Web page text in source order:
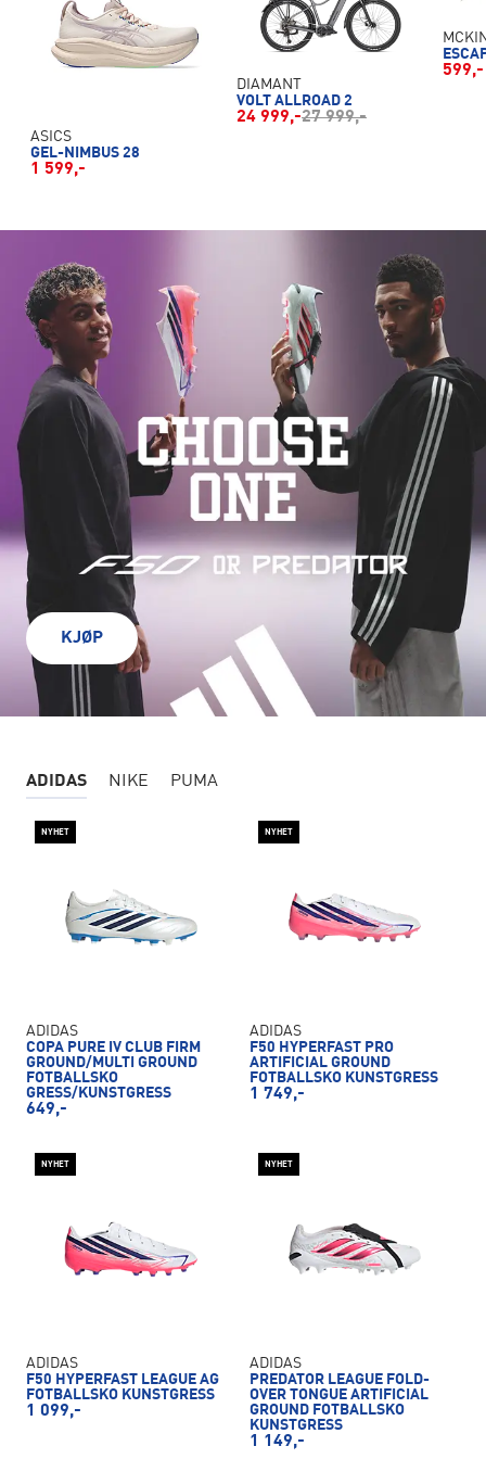
ASICS
GEL-NIMBUS 28
1 599,-
DIAMANT
VOLT ALLROAD 2
24 999,-27 999,-
599,-
KJØP
ADIDAS NIKE PUMA
NYHET
ADIDAS
COPA PURE IV CLUB FIRM
GROUND/MULTI GROUND
FOTBALLSKO
GRESS/KUNSTGRESS
649,-
NYHET
ADIDAS
F50 HYPERFAST PRO
ARTIFICIAL GROUND
FOTBALLSKO KUNSTGRESS
1 749,-
NYHET
ADIDAS
F50 HYPERFAST LEAGUE AG
FOTBALLSKO KUNSTGRESS
1 099,-
NYHET
ADIDAS
PREDATOR LEAGUE FOLD-
OVER TONGUE ARTIFICIAL
GROUND FOTBALLSKO
KUNSTGRESS
1 149,-